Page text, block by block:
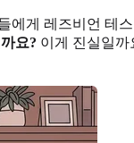
게 레즈비언 테
요? 이게 진실일까